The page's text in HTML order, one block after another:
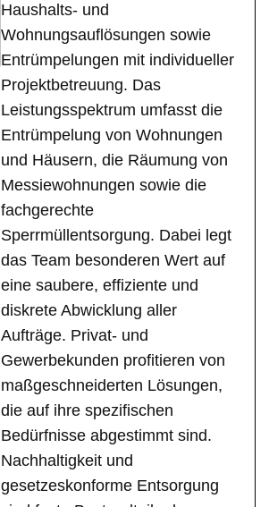
Haushalts- und
Wohnungsauflösungen sowie
Entrümpelungen mit individueller
Projektbetreuung. Das
Leistungsspektrum umfasst die
Entrümpelung von Wohnungen
und Häusern, die Räumung von
Messiewohnungen sowie die
fachgerechte
Sperrmüllentsorgung. Dabei legt
das Team besonderen Wert auf
eine saubere, effiziente und
diskrete Abwicklung aller
Aufträge. Privat- und
Gewerbekunden profitieren von
maßgeschneiderten Lösungen,
die auf ihre spezifischen
Bedürfnisse abgestimmt sind.
Nachhaltigkeit und
gesetzeskonforme Entsorgung